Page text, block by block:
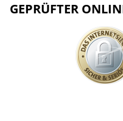
GEPRÜFTER